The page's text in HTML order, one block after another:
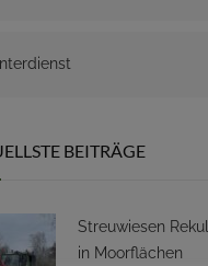
BEITRÄGE
Streuwiesen
in Moorflächen